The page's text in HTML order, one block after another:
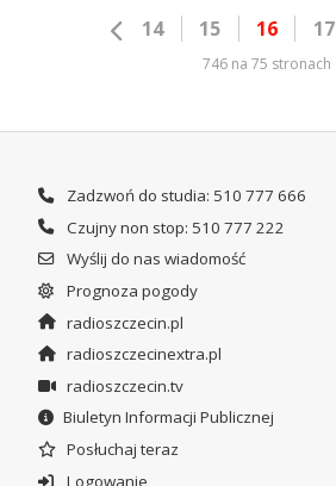
14 15 16 17
746 na 75 stronach
Zadzwoń do studia: 510 777 666
Czujny non stop: 510 777 222
Wyślij do nas wiadomość
Prognoza pogody
radioszczecin.pl
radioszczecinextra.pl
radioszczecin.tv
Biuletyn Informacji Publicznej
Posłuchaj teraz
Logowanie